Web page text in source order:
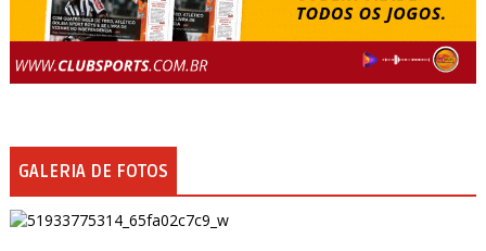
GALERIA DE FOTOS